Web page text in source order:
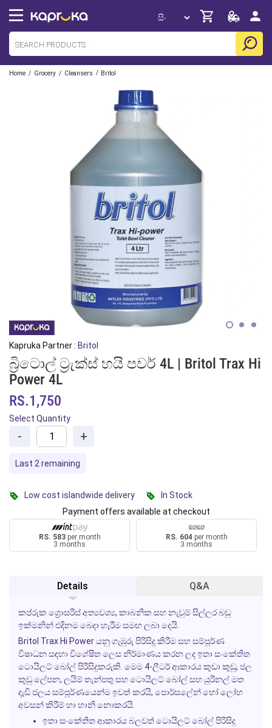
Home / Grocery / Cleansers / Britol
Kapruka Partner : Britol
බ්‍රිටොල් ට්‍රැක්ස් හයි පවර් 4L | Britol Trax Hi
Power 4L
RS.1,750
Select Quantity
- +
Last 2 remaining
Low cost islandwide delivery
In Stock
Payment offers available at checkout
RS. 583per month
3 months
RS. 604per month
3 months
Details Q&A
කප්රුක ග්‍රොසරීස් අත්‍යවශ්‍ය, කාබනික සහ නැවුම් සිල්ලර බඩු
ඉක්මනින් එදිනම බෙදා හැරීම සමඟ ලබා දෙයි.
Britol Trax Hi Powerයනු ගැඹුරු පිරිසිදු කිරීම සහ සම්පූර්ණ
විෂාධන සඳහා විශේෂිත ලෙස නිර්මාණය කරන ලද ඉතා සංකේතිත
ටොයිලට් බෝල් පිරිසිදුකරුකි. මෙම 4-ලීටර් ආකාරය කුඩා කුඩු, ජල
කුඩු ලේපන, ලයිම් තැන්පතු සහ ටොයිලට් බෝල් සහ යුරිනල් මත
දැඩි ජලය සම්පූර්ණයෙන්ම ඉවත් කරයි, පොර්සලේන් හෝ ලෝහ
අවසන් කිරීම් හා හානි නොකරයි.
ඉතා සංකේතිත ආකාරය බලවත් ටොයිලට් බෝල් පිරිසිදු